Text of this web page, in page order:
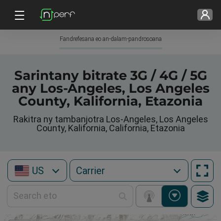
Fandrefesana eo an-dalam-pandrosoana
Sarintany bitrate 3G / 4G / 5G
any Los-Angeles, Los Angeles
County, Kalifornia, Etazonia
Rakitra ny tambanjotra Los-Angeles, Los Angeles
County, Kalifornia, California, Etazonia
US